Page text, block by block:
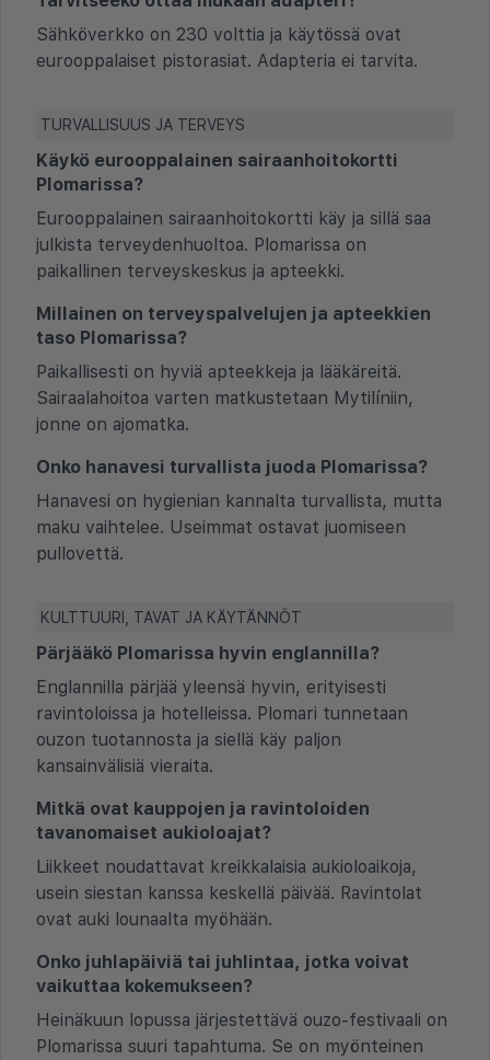
Sähköverkko on 230 volttia ja käytössä ovat
eurooppalaiset pistorasiat. Adapteria ei tarvita.
TURVALLISUUS JA TERVEYS
Käykö eurooppalainen sairaanhoitokortti
Plomarissa?
Eurooppalainen sairaanhoitokortti käy ja sillä saa
julkista terveydenhuoltoa. Plomarissa on
paikallinen terveyskeskus ja apteekki.
Millainen on terveyspalvelujen ja apteekkien
taso Plomarissa?
Paikallisesti on hyviä apteekkeja ja lääkäreitä.
Sairaalahoitoa varten matkustetaan Mytilíniin,
jonne on ajomatka.
Onko hanavesi turvallista juoda Plomarissa?
Hanavesi on hygienian kannalta turvallista, mutta
maku vaihtelee. Useimmat ostavat juomiseen
pullovettä.
KULTTUURI, TAVAT JA KÄYTÄNNÖT
Pärjääkö Plomarissa hyvin englannilla?
Englannilla pärjää yleensä hyvin, erityisesti
ravintoloissa ja hotelleissa. Plomari tunnetaan
ouzon tuotannosta ja siellä käy paljon
kansainvälisiä vieraita.
Mitkä ovat kauppojen ja ravintoloiden
tavanomaiset aukioloajat?
Liikkeet noudattavat kreikkalaisia aukioloaikoja,
usein siestan kanssa keskellä päivää. Ravintolat
ovat auki lounaalta myöhään.
Onko juhlapäiviä tai juhlintaa, jotka voivat
vaikuttaa kokemukseen?
Heinäkuun lopussa järjestettävä ouzo-festivaali on
Plomarissa suuri tapahtuma. Se on myönteinen